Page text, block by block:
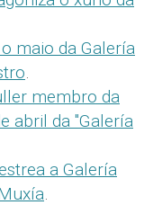
maio da Galería
.
membro da
abril da "Galería
a Galería
.